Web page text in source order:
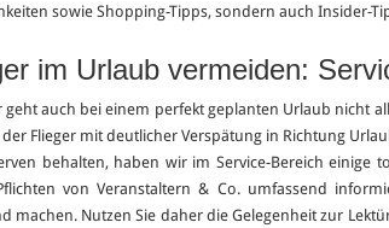
sowie Shopping-Tipps, sondern auch Insider-
im Urlaub vermeiden:
geht auch bei einem perfekt geplanten Urlaub nicht
Flieger mit deutlicher Verspätung in Richtung
behalten, haben wir im Service-Bereich einige
von Veranstaltern & Co. umfassend
machen. Nutzen Sie daher die Gelegenheit zur